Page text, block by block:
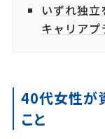
いずれ独
キャリアプ
40代女性が
こと